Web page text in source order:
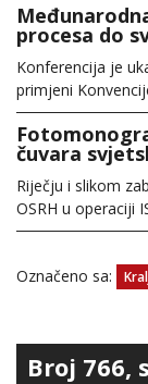
procesa do
Konferencija je
primjeni
čuvara
Riječju i slikom
OSRH u operaciji
Označeno sa:
Broj 766,